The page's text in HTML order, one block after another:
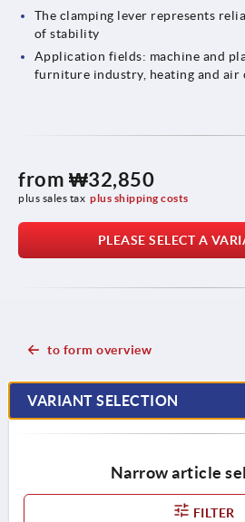
The clamping lever represents
of stability
Application fields: machine and
furniture industry, heating and air
from ₩32,850
plus sales tax plus shipping costs
PLEASE SELECT A
to form overview
VARIANT SELECTION
Narrow article
FILTER